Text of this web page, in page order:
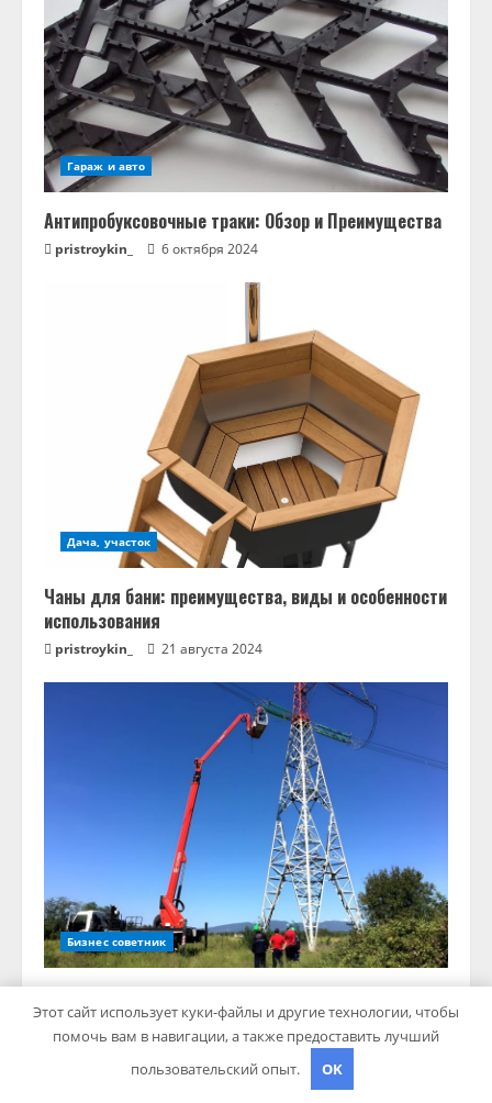
Гараж и авто
Антипробуксовочные траки: Обзор и Преимущества
pristroykin_ 6 октября 2024
Дача, участок
Чаны для бани: преимущества, виды и особенности
использования
pristroykin_ 21 августа 2024
Бизнес советник
18 июля 2024
Этот сайт использует куки-файлы и другие технологии, чтобы
помочь вам в навигации, а также предоставить лучший
пользовательский опыт.
OK